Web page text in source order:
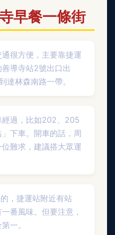
早餐一條街
很方便，主要靠捷運
導寺站2號出口出
達林森南路一帶。
經過，比如202、205
下車。開車的話，周
難求，建議搭大眾運
，捷運站附近有站
番風味。但要注意，
一。